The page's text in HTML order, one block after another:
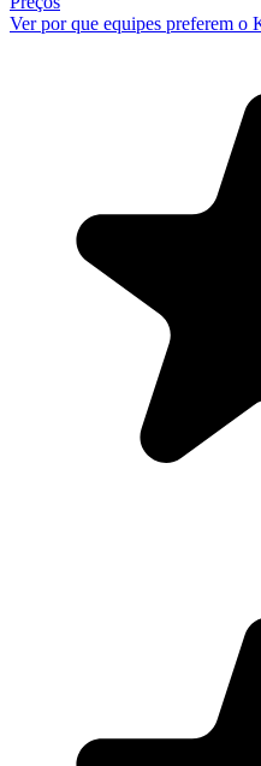
Ver por que equipes preferem o